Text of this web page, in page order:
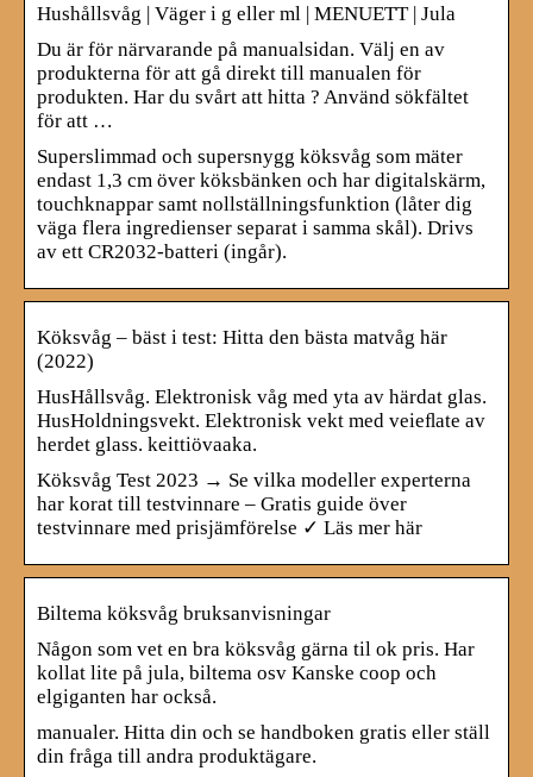
Hushållsvåg | Väger i g eller ml | MENUETT | Jula
Du är för närvarande på manualsidan. Välj en av
produkterna för att gå direkt till manualen för
produkten. Har du svårt att hitta ? Använd sökfältet
för att …
Superslimmad och supersnygg köksvåg som mäter
endast 1,3 cm över köksbänken och har digitalskärm,
touchknappar samt nollställningsfunktion (låter dig
väga flera ingredienser separat i samma skål). Drivs
av ett CR2032-batteri (ingår).
Köksvåg – bäst i test: Hitta den bästa matvåg här
(2022)
HusHållsvåg. Elektronisk våg med yta av härdat glas.
HusHoldningsvekt. Elektronisk vekt med veieﬂate av
herdet glass. keittiövaaka.
Köksvåg Test 2023 → Se vilka modeller experterna
har korat till testvinnare – Gratis guide över
testvinnare med prisjämförelse ✓ Läs mer här
Biltema köksvåg bruksanvisningar
Någon som vet en bra köksvåg gärna til ok pris. Har
kollat lite på jula, biltema osv Kanske coop och
elgiganten har också.
manualer. Hitta din och se handboken gratis eller ställ
din fråga till andra produktägare.